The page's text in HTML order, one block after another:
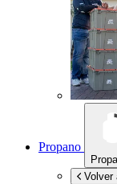
Propano
Volver